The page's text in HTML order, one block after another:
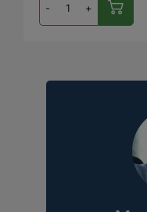
- +